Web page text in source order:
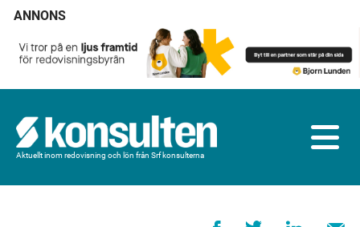
ANNONS
Aktuellt inom redovisning och lön från Srf konsulterna